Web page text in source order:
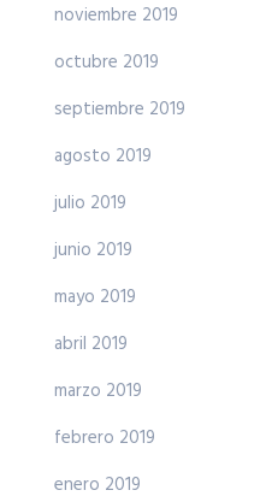
noviembre 2019
octubre 2019
septiembre 2019
agosto 2019
julio 2019
junio 2019
mayo 2019
abril 2019
marzo 2019
febrero 2019
enero 2019